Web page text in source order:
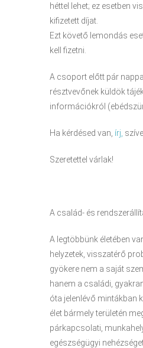
héttel lehet; ez esetben
kifizetett díjat.
Ezt követő lemondás
kell fizetni.
A csoport előtt pár
résztvevőnek küldök
információkról
Ha kérdésed van, írj,
Szeretettel várlak!
A család- és
A legtöbbünk életében
helyzetek, visszatérő
gyökere nem a saját
hanem a családi,
óta jelenlévő mintákban
élet bármely területén
párkapcsolati,
egészségügyi